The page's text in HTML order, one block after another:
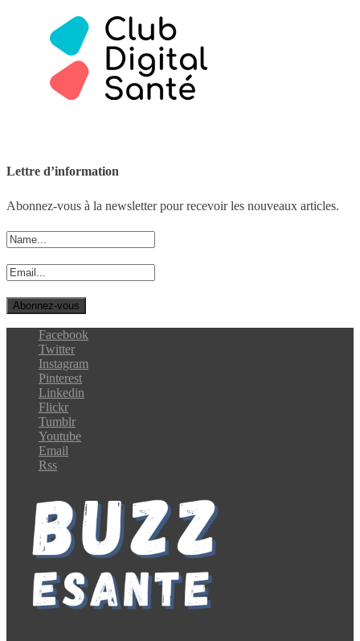
Lettre d’information
Abonnez-vous à la newsletter pour recevoir les nouveaux articles.
Facebook
Twitter
Instagram
Pinterest
Linkedin
Flickr
Tumblr
Youtube
Email
Rss